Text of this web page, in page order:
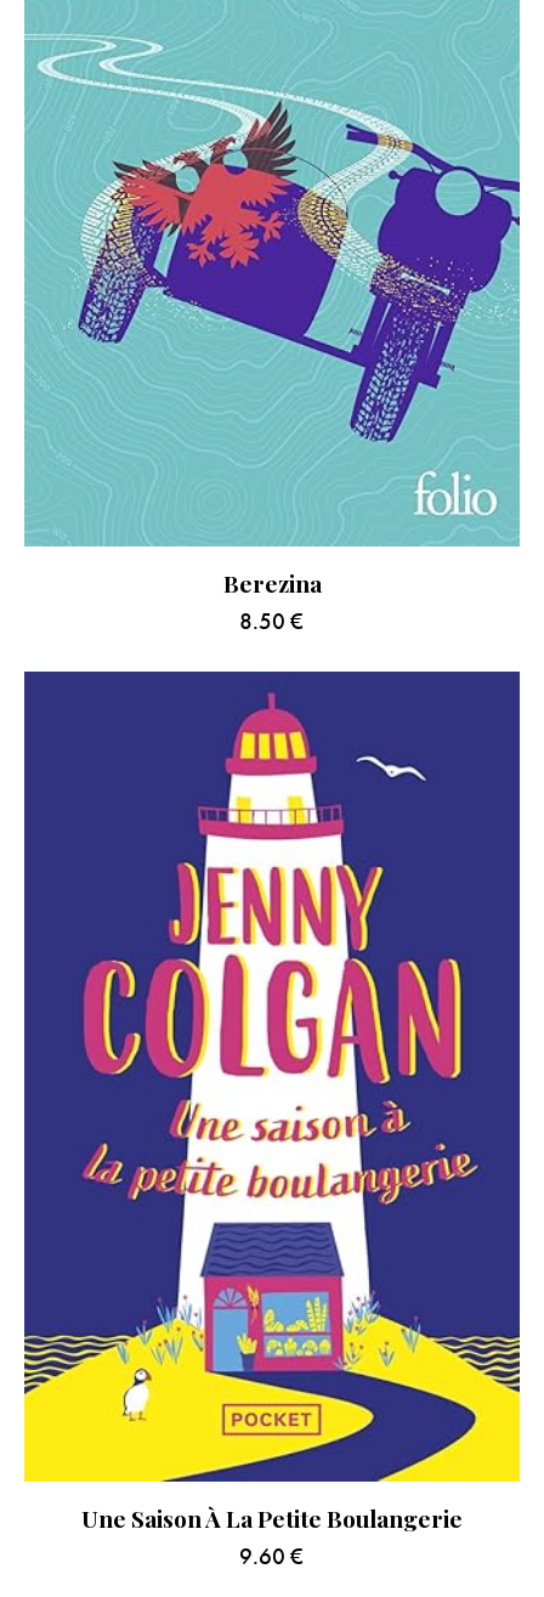
Berezina
8.50 €
Une Saison À La Petite Boulangerie
9.60 €